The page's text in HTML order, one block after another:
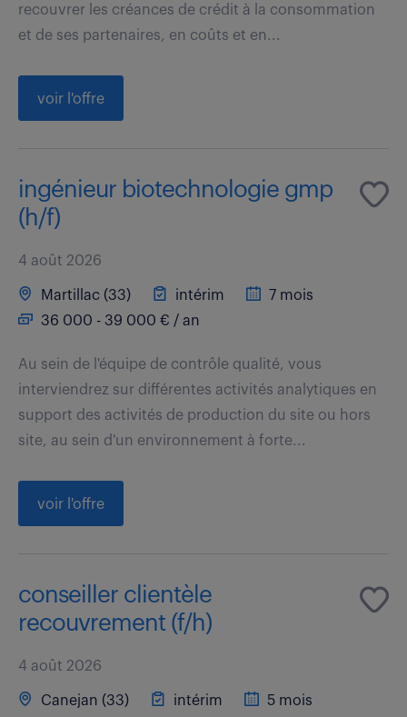
recouvrer les créances de crédit à la consommation
et de ses partenaires, en coûts et en...
voir l'offre
ingénieur biotechnologie gmp
(h/f)
4 août 2026
Martillac (33) intérim
7 mois
36 000 - 39 000 € / an
Au sein de l'équipe de contrôle qualité, vous
interviendrez sur différentes activités analytiques en
support des activités de production du site ou hors
site, au sein d'un environnement à forte...
voir l'offre
conseiller clientèle
recouvrement (f/h)
4 août 2026
Canejan (33) intérim
5 mois